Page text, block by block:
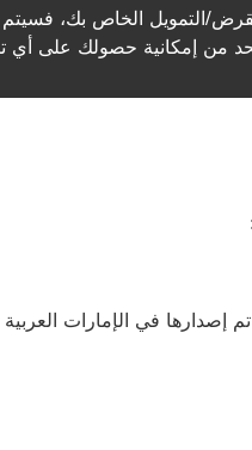
التمويل الخاص بك، فسيتم
من إمكانية حصولك على أي